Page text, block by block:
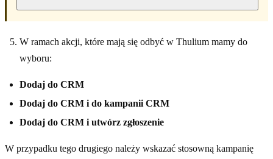
W ramach akcji, które mają się odbyć w Thulium mamy do
wyboru:
Dodaj do CRM
Dodaj do CRM i do kampanii CRM
Dodaj do CRM i utwórz zgłoszenie
W przypadku tego drugiego należy wskazać stosowną kampanię